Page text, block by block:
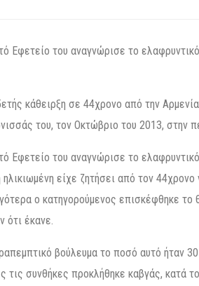
Εφετείο του αναγνώρισε το
κάθειρξη σε 44χρονο από την
του, τον Οκτώβριο του 2013, στην
Εφετείο του αναγνώρισε το
ηλικιωμένη είχε ζητήσει από τον
ο κατηγορούμενος επισκέφθηκε το
ότι έκανε.
βούλευμα το ποσό αυτό ήταν
τις συνθήκες προκλήθηκε καβγάς, κατά